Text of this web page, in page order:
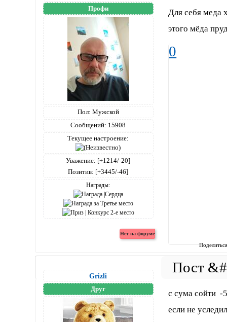
Профи
Пол: Мужской
Сообщений: 15908
Текущее настроение:
Уважение: [+1214/-20]
Позитив: [+3445/-46]
Награды:
Для себя меда
этого мёда
0
Grizli
Друг
с сума сойти -
если не